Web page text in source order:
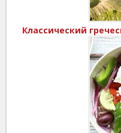
Классический